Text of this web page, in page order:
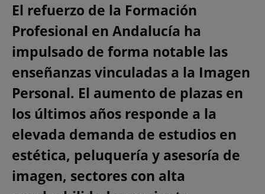
PROFESIONAL EN IMAGEN
PERSONAL GANA PESO EN
ANDALUCÍA CON MÁS
PLAZAS Y MAYOR
DEMANDA
El refuerzo de la Formación
Profesional en Andalucía ha
impulsado de forma notable las
enseñanzas vinculadas a la Imagen
Personal. El aumento de plazas en
los últimos años responde a la
elevada demanda de estudios en
estética, peluquería y asesoría de
imagen, sectores con alta